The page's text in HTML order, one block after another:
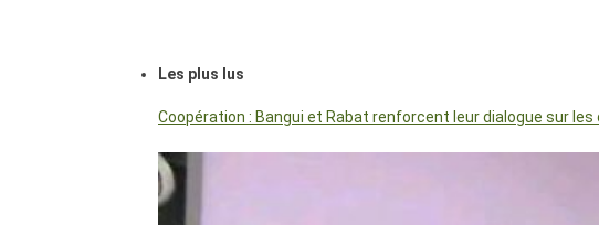
Les plus lus
Coopération : Bangui et Rabat renforcent leur dialogue sur